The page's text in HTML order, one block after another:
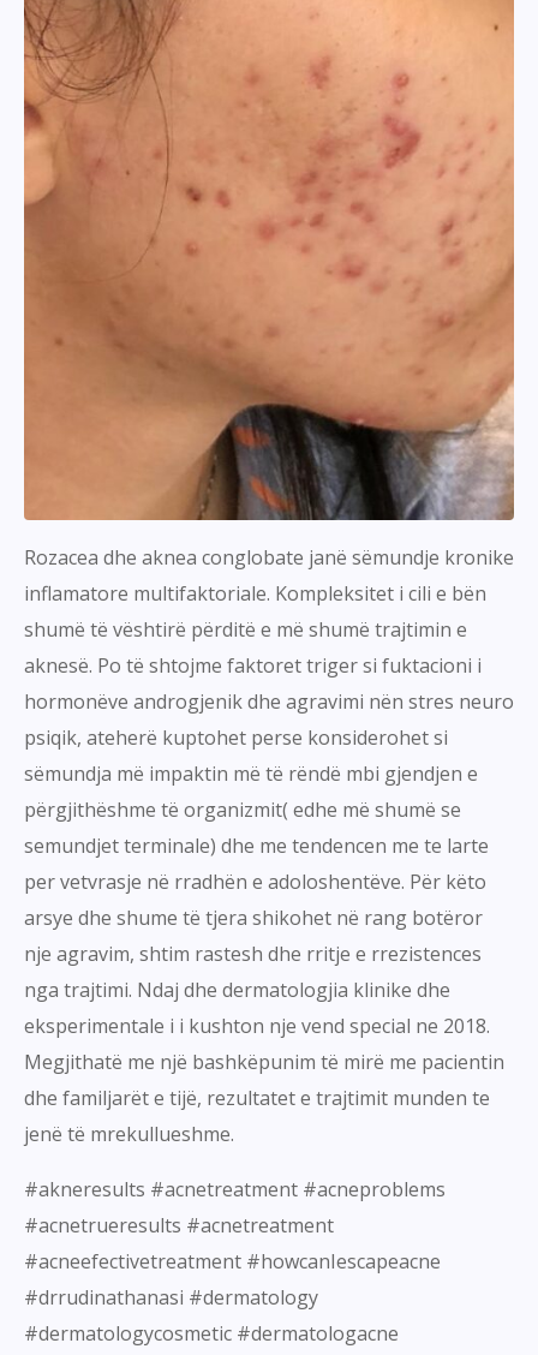
Rozacea dhe aknea conglobate janë sëmundje kronike
inflamatore multifaktoriale. Kompleksitet i cili e bën
shumë të vështirë përditë e më shumë trajtimin e
aknesë. Po të shtojme faktoret triger si fuktacioni i
hormonëve androgjenik dhe agravimi nën stres neuro
psiqik, ateherë kuptohet perse konsiderohet si
sëmundja më impaktin më të rëndë mbi gjendjen e
përgjithëshme të organizmit( edhe më shumë se
semundjet terminale) dhe me tendencen me te larte
per vetvrasje në rradhën e adoloshentëve. Për këto
arsye dhe shume të tjera shikohet në rang botëror
nje agravim, shtim rastesh dhe rritje e rrezistences
nga trajtimi. Ndaj dhe dermatologjia klinike dhe
eksperimentale i i kushton nje vend special ne 2018.
Megjithatë me një bashkëpunim të mirë me pacientin
dhe familjarët e tijë, rezultatet e trajtimit munden te
jenë të mrekullueshme.
#akneresults #acnetreatment #acneproblems
#acnetrueresults #acnetreatment
#acneefectivetreatment #howcanIescapeacne
#drrudinathanasi #dermatology
#dermatologycosmetic #dermatologacne